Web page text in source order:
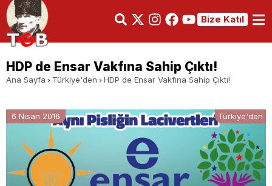
Bize Katıl
HDP de Ensar Vakfına Sahip Çıktı!
Ana Sayfa Türkiye'den HDP de Ensar Vakfına Sahip Çıktı!
6 Nisan 2016 Türkiye'den